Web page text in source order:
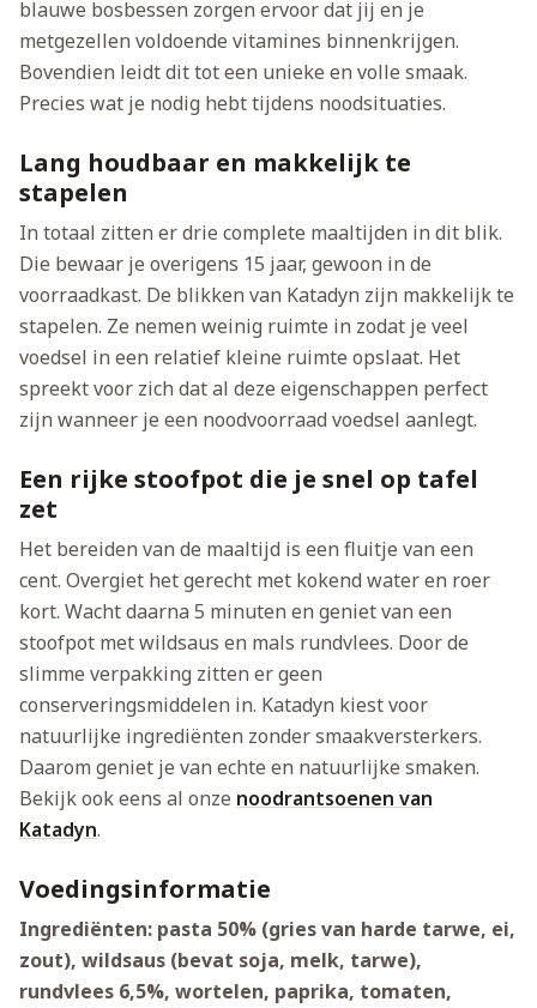
blauwe bosbessen zorgen ervoor dat jij en je
metgezellen voldoende vitamines binnenkrijgen.
Bovendien leidt dit tot een unieke en volle smaak.
Precies wat je nodig hebt tijdens noodsituaties.
Lang houdbaar en makkelijk te
stapelen
In totaal zitten er drie complete maaltijden in dit blik.
Die bewaar je overigens 15 jaar, gewoon in de
voorraadkast. De blikken van Katadyn zijn makkelijk te
stapelen. Ze nemen weinig ruimte in zodat je veel
voedsel in een relatief kleine ruimte opslaat. Het
spreekt voor zich dat al deze eigenschappen perfect
zijn wanneer je een noodvoorraad voedsel aanlegt.
Een rijke stoofpot die je snel op tafel
zet
Het bereiden van de maaltijd is een fluitje van een
cent. Overgiet het gerecht met kokend water en roer
kort. Wacht daarna 5 minuten en geniet van een
stoofpot met wildsaus en mals rundvlees. Door de
slimme verpakking zitten er geen
conserveringsmiddelen in. Katadyn kiest voor
natuurlijke ingrediënten zonder smaakversterkers.
Daarom geniet je van echte en natuurlijke smaken.
Bekijk ook eens al onze noodrantsoenen van
Katadyn.
Voedingsinformatie
Ingrediënten: pasta 50% (gries van harde tarwe, ei,
zout), wildsaus (bevat soja, melk, tarwe),
rundvlees 6,5%, wortelen, paprika, tomaten,